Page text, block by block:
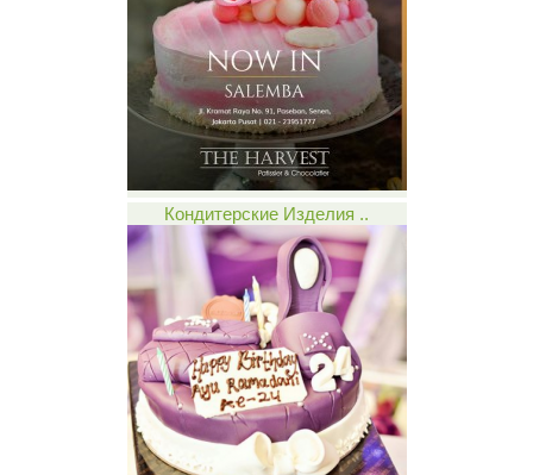
Кондитерские Изделия ..